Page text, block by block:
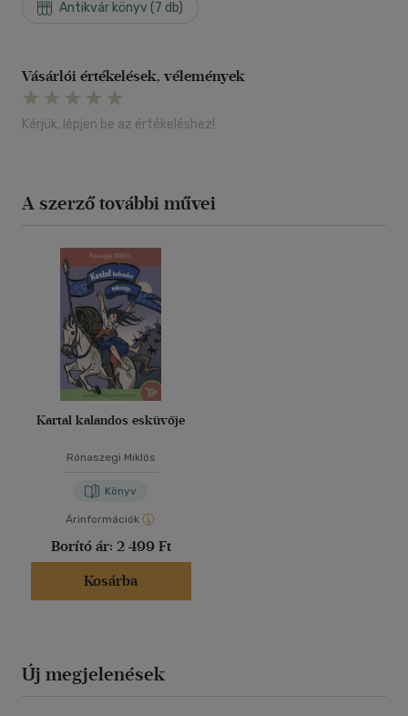
Antikvár könyv (7 db)
Vásárlói értékelések, vélemények
Kérjük, lépjen be az értékeléshez!
A szerző további művei
Kartal kalandos esküvője
Rónaszegi Miklós
Könyv
Árinformációk
Borító ár: 2 499 Ft
Kosárba
Új megjelenések